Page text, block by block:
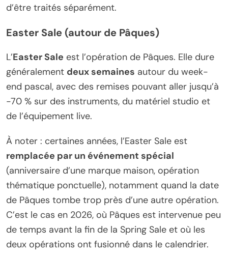
d’être traités séparément.
Easter Sale (autour de Pâques)
L’Easter Sale est l’opération de Pâques. Elle dure
généralement deux semaines autour du week-
end pascal, avec des remises pouvant aller jusqu’à
-70 % sur des instruments, du matériel studio et
de l’équipement live.
À noter : certaines années, l’Easter Sale est
remplacée par un événement spécial
(anniversaire d’une marque maison, opération
thématique ponctuelle), notamment quand la date
de Pâques tombe trop près d’une autre opération.
C’est le cas en 2026, où Pâques est intervenue peu
de temps avant la fin de la Spring Sale et où les
deux opérations ont fusionné dans le calendrier.